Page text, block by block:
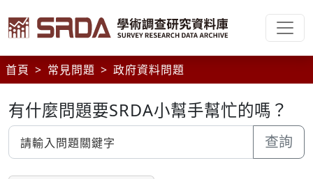
首頁 常見問題 政府資料問題
有什麼問題要SRDA小幫手幫忙的嗎？
查詢